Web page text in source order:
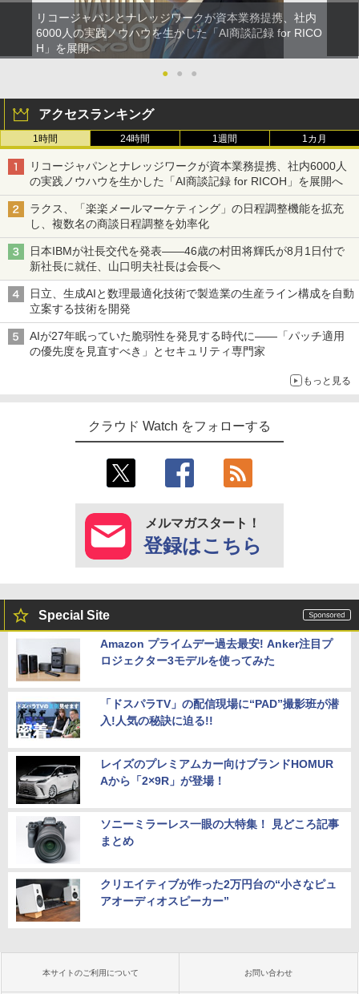
リコージャパンとナレッジワークが資本業務提携、社内
6000人の実践ノウハウを生かした「AI商談記録 for RICO
H」を展開へ
●
● ●
アクセスランキング
1時間 24時間 1週間 1カ月
リコージャパンとナレッジワークが資本業務提携、社内6000人
の実践ノウハウを生かした「AI商談記録 for RICOH」を展開へ
ラクス、「楽楽メールマーケティング」の日程調整機能を拡充
し、複数名の商談日程調整を効率化
日本IBMが社長交代を発表――46歳の村田将輝氏が8月1日付で
新社長に就任、山口明夫社長は会長へ
日立、生成AIと数理最適化技術で製造業の生産ライン構成を自動
立案する技術を開発
AIが27年眠っていた脆弱性を発見する時代に――「パッチ適用
の優先度を見直すべき」とセキュリティ専門家
もっと見る
クラウド Watch をフォローする
メルマガスタート！
登録はこちら
Special Site
Amazon プライムデー過去最安! Anker注目プ
ロジェクター3モデルを使ってみた
「ドスパラTV」の配信現場に“PAD”撮影班が潜
入!人気の秘訣に迫る!!
レイズのプレミアムカー向けブランドHOMUR
Aから「2×9R」が登場！
ソニーミラーレス一眼の大特集！ 見どころ記事
まとめ
クリエイティブが作った2万円台の“小さなピュ
アオーディオスピーカー”
本サイトのご利用について お問い合わせ